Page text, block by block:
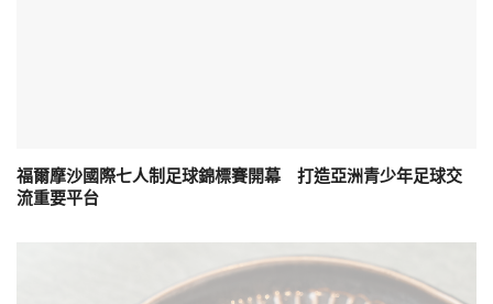
福爾摩沙國際七人制足球錦標賽開幕 打造亞洲青少年足球交
流重要平台